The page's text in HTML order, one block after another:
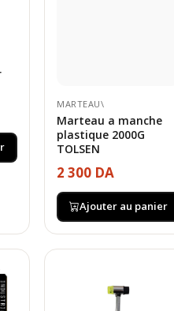
MARTEAU\
Marteau a manche
plastique 2000G
TOLSEN
2 300 DA
Ajouter au panier